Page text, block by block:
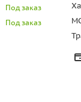
Под заказ
Под заказ